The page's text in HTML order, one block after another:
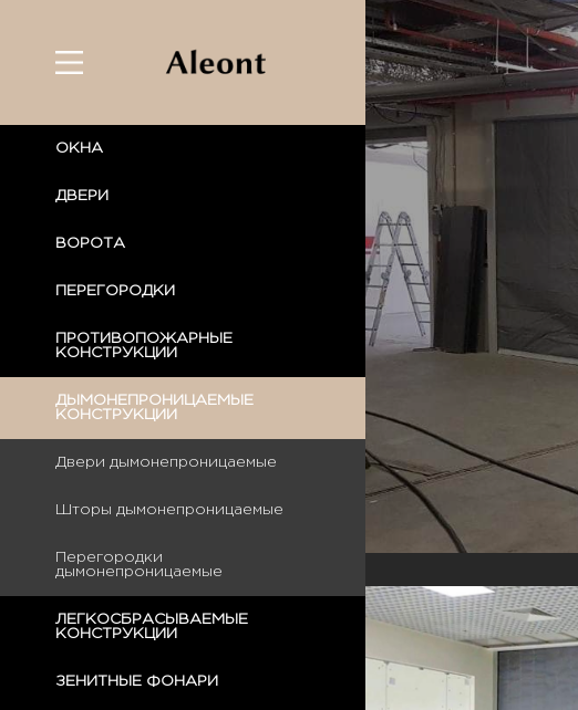
ОКНА
ДВЕРИ
ВОРОТА
ПЕРЕГОРОДКИ
ПРОТИВОПОЖАРНЫЕ
КОНСТРУКЦИИ
ДЫМОНЕПРОНИЦАЕМЫЕ
КОНСТРУКЦИИ
Двери дымонепроницаемые
Шторы дымонепроницаемые
Перегородки
дымонепроницаемые
ЛЕГКОСБРАСЫВАЕМЫЕ
КОНСТРУКЦИИ
ЗЕНИТНЫЕ ФОНАРИ